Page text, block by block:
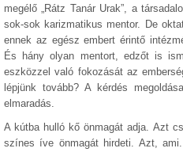
megélő „Rátz Tanár Urak”, a
sok-sok karizmatikus mentor. De
ennek az egész embert érintő
És hány olyan mentort, edzőt is
eszközzel való fokozását az
lépjünk tovább? A kérdés
elmaradás.
A kútba hulló kő önmagát adja. Azt
színes íve önmagát hirdeti. Azt,